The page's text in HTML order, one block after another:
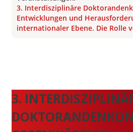
3. Interdisziplinäre
Entwicklungen und
internationaler Ebene. Die Rolle
3.